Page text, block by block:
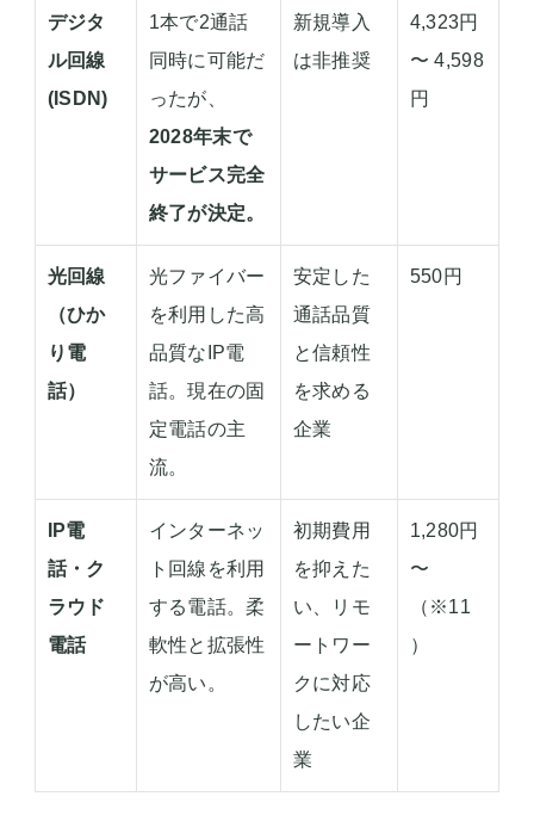
デジタ
ル回線
(ISDN)
1本で2通話
同時に可能だ
ったが、
2028年末で
サービス完全
終了が決定。
新規導入
は非推奨
4,323円
〜 4,598
円
光回線
（ひか
り電
話）
光ファイバー
を利用した高
品質なIP電
話。現在の固
定電話の主
流。
安定した
通話品質
と信頼性
を求める
企業
550円
IP電
話・ク
ラウド
電話
インターネッ
ト回線を利用
する電話。柔
軟性と拡張性
が高い。
初期費用
を抑えた
い、リモ
ートワー
クに対応
したい企
業
1,280円
〜
（※11
）